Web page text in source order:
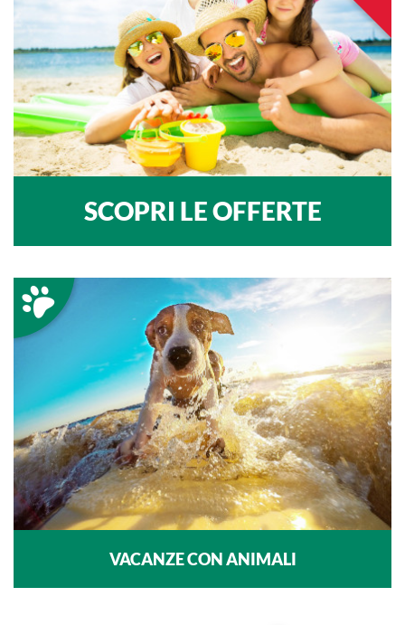
SCOPRI LE OFFERTE
VACANZE CON ANIMALI